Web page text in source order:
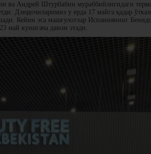
ва Андрей Штурбабин мураббийлигидаги
Дзюдочиларимиз у ерда 17 майга қадар
Кейин эса машғулотлар Испаниянинг
май кунигача давом этади.